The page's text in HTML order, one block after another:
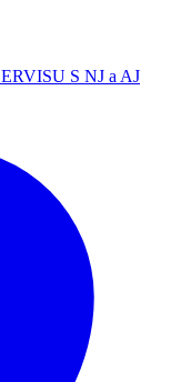
S NJ a AJ